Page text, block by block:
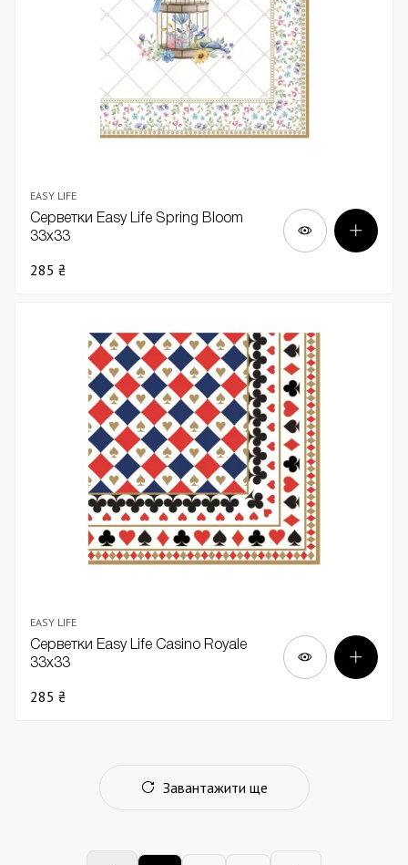
EASY LIFE
Серветки Easy Life Spring Bloom
33х33
285 ₴
EASY LIFE
Серветки Easy Life Casino Royale
33х33
285 ₴
Завантажити ще